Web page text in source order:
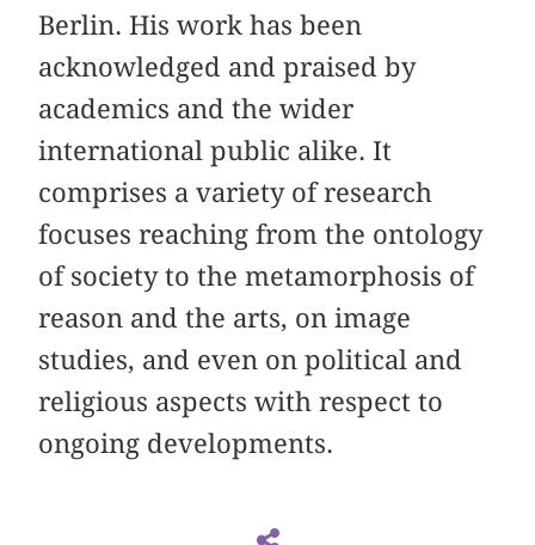
Berlin. His work has been
acknowledged and praised by
academics and the wider
international public alike. It
comprises a variety of research
focuses reaching from the ontology
of society to the metamorphosis of
reason and the arts, on image
studies, and even on political and
religious aspects with respect to
ongoing developments.